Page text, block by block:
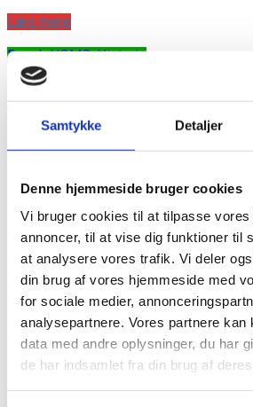
Samtykke Detaljer
Denne hjemmeside bruger cookies
Vi bruger cookies til at tilpasse vores
annoncer, til at vise dig funktioner til
at analysere vores trafik. Vi deler
din brug af vores hjemmeside med
for sociale medier,
analysepartnere. Vores partnere kan
data med andre oplysninger, du har
de har indsamlet fra din brug af
Læs mere
Dansk HOMO-Historie
Pornografiaffæren